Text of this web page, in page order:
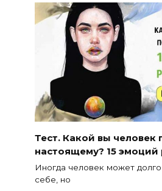
Тест. Какой вы человек
настоящему? 15 эмоций
Иногда человек может
себе, но